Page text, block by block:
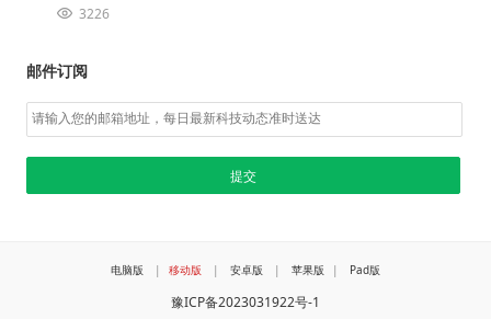
3226
邮件订阅
电脑版 | 移动版 | 安卓版 | 苹果版 | Pad版
豫ICP备2023031922号-1